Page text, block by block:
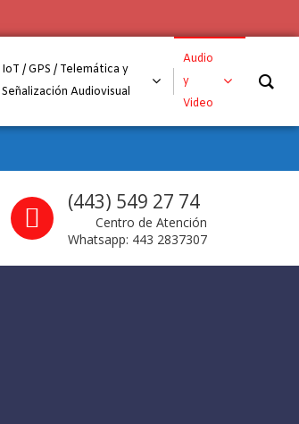
IoT / GPS / Telemática y
Señalización Audiovisual
Audio
y
Video
Call us
(443) 549 27 74
Centro de Atención
Whatsapp: 443 2837307